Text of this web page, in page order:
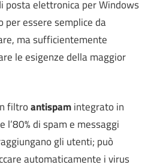
posta elettronica per Windows
essere semplice da
ma sufficientemente
le esigenze della maggior
filtroantispamintegrato in
di spam e messaggi
gli utenti; può
automaticamente i virus